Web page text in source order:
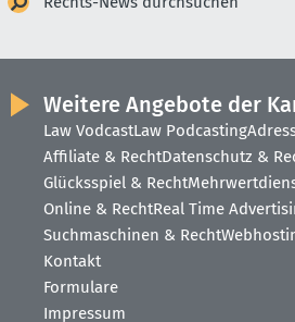
Weitere Angebote der
Law VodcastLaw Podcasting
Affiliate & RechtDatenschutz &
Glücksspiel & Recht
Online & RechtReal Time
Suchmaschinen & Recht
Kontakt
Formulare
Impressum